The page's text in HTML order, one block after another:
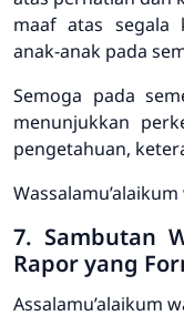
maaf atas segala
anak-anak pada
Semoga pada
menunjukkan
pengetahuan,
7. Sambutan
Rapor yang
Assalamu’alaikum